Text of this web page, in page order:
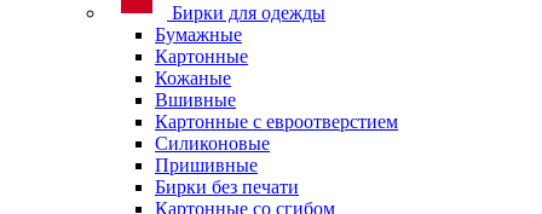
Бирки для одежды
Бумажные
Картонные
Кожаные
Вшивные
Картонные с евроотверстием
Силиконовые
Пришивные
Бирки без печати
Картонные со сгибом